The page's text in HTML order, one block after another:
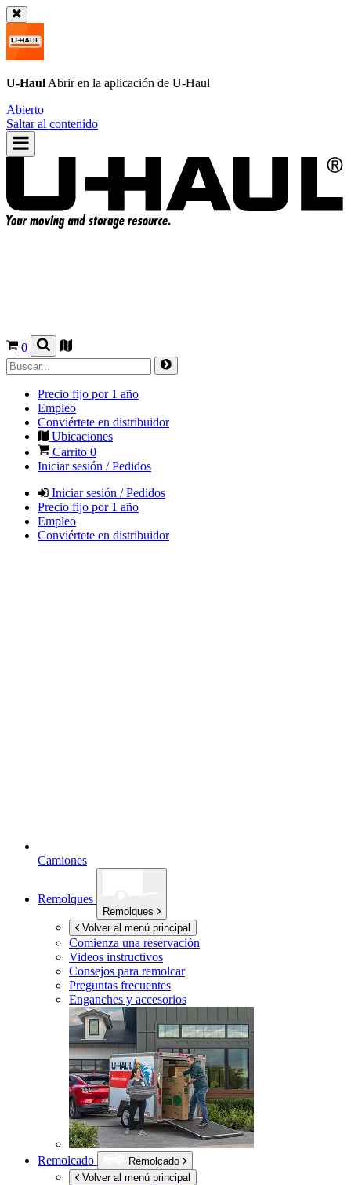
U-Haul Abrir en la aplicación de U-Haul
Abierto
Saltar al contenido
0
Precio fijo por 1 año
Empleo
Conviértete en distribuidor
Ubicaciones
Carrito 0
Iniciar sesión / Pedidos
Iniciar sesión / Pedidos
Precio fijo por 1 año
Empleo
Conviértete en distribuidor
Camiones
Remolques
Remolques
Volver al menú principal
Comienza una reservación
Videos instructivos
Consejos para remolcar
Preguntas frecuentes
Enganches y accesorios
Remolcado
Remolcado
Volver al menú principal